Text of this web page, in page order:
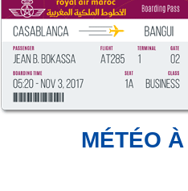
MÉTÉO